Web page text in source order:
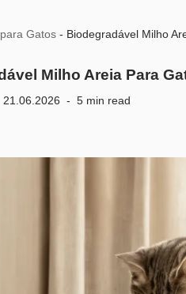
Gatos- Biodegradável Milho
Milho Areia Para
21.06.2026 5 min read